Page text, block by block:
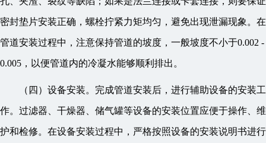
密封垫片安装正确，螺栓拧紧力矩均匀，避免出现泄漏现象。在
管道安装过程中，注意保持管道的坡度，一般坡度不小于0.002 -
0.005，以便管道内的冷凝水能够顺利排出。
（四）设备安装。完成管道安装后，进行辅助设备的安装工
作。过滤器、干燥器、储气罐等设备的安装位置应便于操作、维
护和检修。在设备安装过程中，严格按照设备的安装说明书进行